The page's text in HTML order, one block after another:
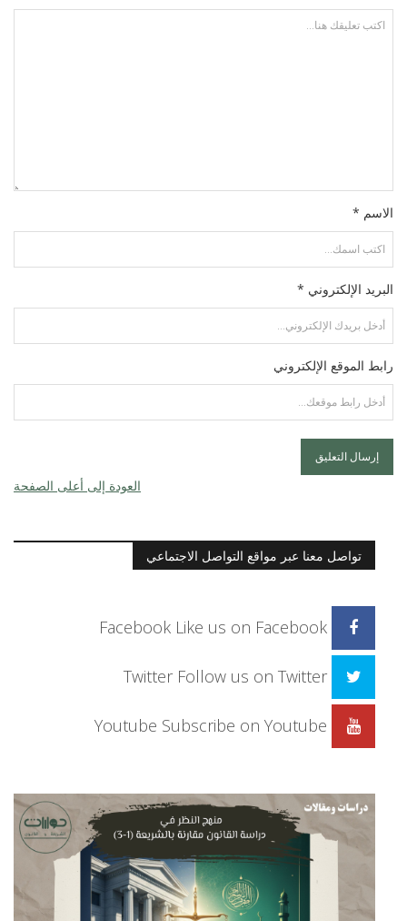
الاسم *
البريد الإلكتروني *
رابط الموقع الإلكتروني
العودة إلى أعلى الصفحة
تواصل معنا عبر مواقع التواصل الاجتماعي
Facebook Like us on Facebook
Twitter Follow us on Twitter
Youtube Subscribe on Youtube